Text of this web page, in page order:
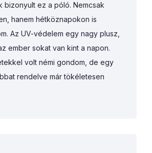
bizonyult ez a póló. Nemcsak
hanem hétköznapokon is
Az UV-védelem egy nagy plusz,
ember sokat van kint a napon.
volt némi gondom, de egy
rendelve már tökéletesen